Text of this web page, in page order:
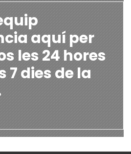
aquí per
les 24 hores
7 dies de la